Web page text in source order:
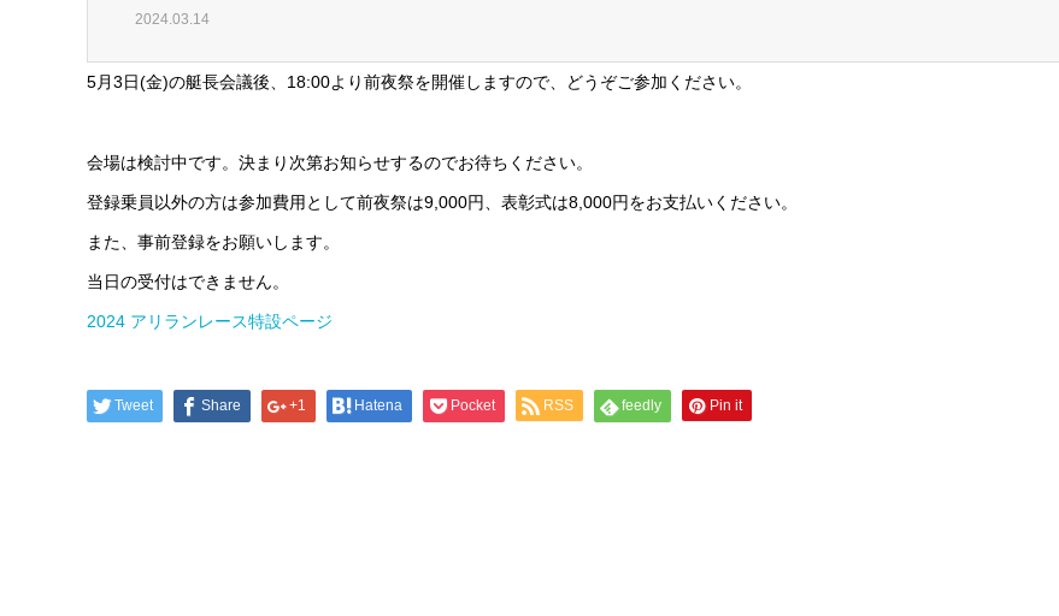
2024.03.14
5月3日(金)の艇長会議後、18:00より前夜祭を開催しますので、どうぞご参加ください。
会場は検討中です。決まり次第お知らせするのでお待ちください。
登録乗員以外の方は参加費用として前夜祭は9,000円、 表彰式は8,000円をお支払いください。
また、 事前登録をお願いします。
当日の受付はできません。
2024 アリランレース特設ページ
Tweet Share +1 Hatena Pocket RSS feedly Pin it